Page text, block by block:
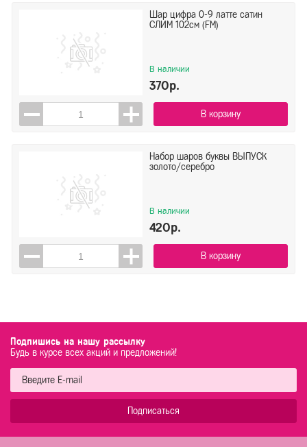
Шар цифра 0-9 латте сатин
СЛИМ 102см (FM)
В наличии
370р.
В корзину
Набор шаров буквы ВЫПУСК
золото/серебро
В наличии
420р.
В корзину
Подпишись на нашу рассылку
Будь в курсе всех акций и предложений!
Подписаться